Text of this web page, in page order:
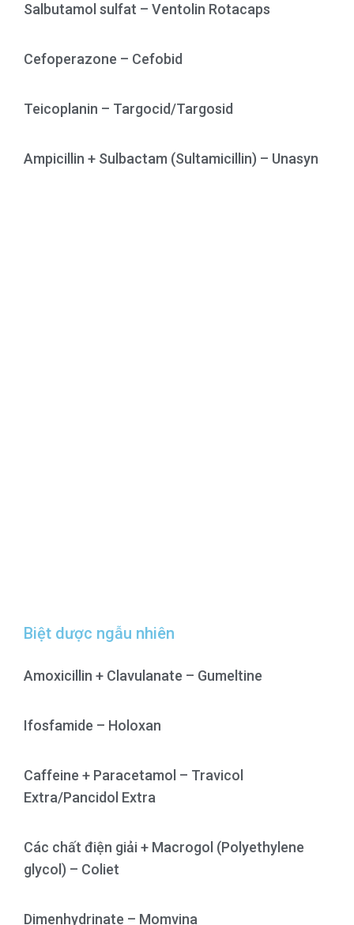
Salbutamol sulfat – Ventolin Rotacaps
Cefoperazone – Cefobid
Teicoplanin – Targocid/Targosid
Ampicillin + Sulbactam (Sultamicillin) – Unasyn
Biệt dược ngẫu nhiên
Amoxicillin + Clavulanate – Gumeltine
Ifosfamide – Holoxan
Caffeine + Paracetamol – Travicol
Extra/Pancidol Extra
Các chất điện giải + Macrogol (Polyethylene
glycol) – Coliet
Dimenhydrinate – Momvina